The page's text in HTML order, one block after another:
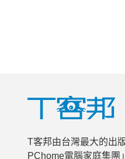
T客邦由台灣最大的出
PChome電腦家庭集團